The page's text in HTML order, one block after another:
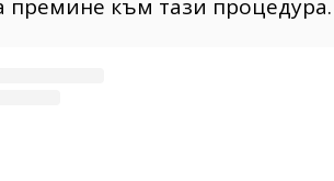
премине към тази